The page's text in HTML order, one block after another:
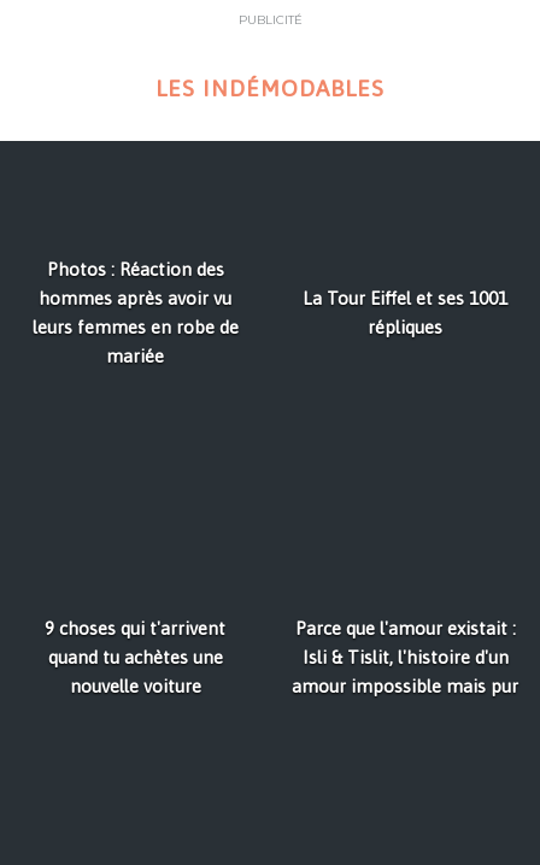
PUBLICITÉ
LES INDÉMODABLES
Photos : Réaction des
hommes après avoir vu
leurs femmes en robe de
mariée
La Tour Eiffel et ses 1001
répliques
9 choses qui t'arrivent
quand tu achètes une
nouvelle voiture
Parce que l'amour existait :
Isli & Tislit, l'histoire d'un
amour impossible mais pur